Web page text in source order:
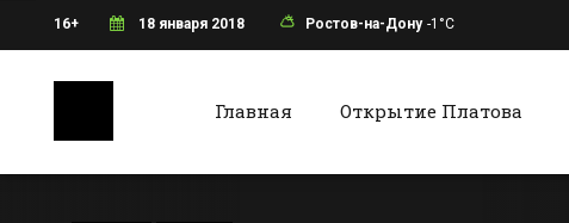
16+ 18 января 2018 Ростов-на-Дону -1°C
Главная Открытие Платова